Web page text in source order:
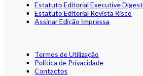
Estatuto Editorial Executive Digest
Estatuto Editorial Revista Risco
Assinar Edição Impressa
Termos de Utilização
Política de Privacidade
Contactos